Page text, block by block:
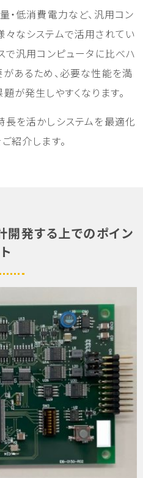
・低消費電力など、汎用コン
々なシステムで活用されてい
で汎用コンピュータに比べハ
あるため、必要な性能を満
が発生しやすくなります。
を活かしシステムを最適化
紹介します。
発する上でのポイン
ト